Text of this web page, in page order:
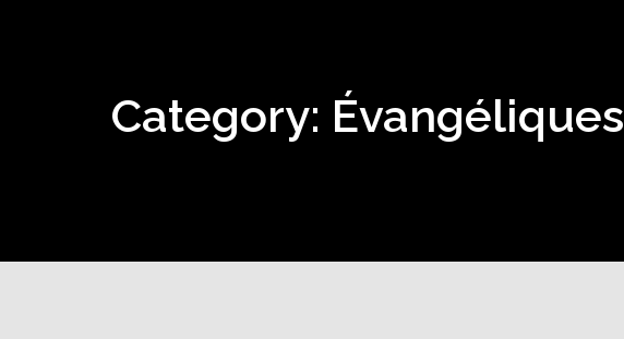
Category: Évangéliques